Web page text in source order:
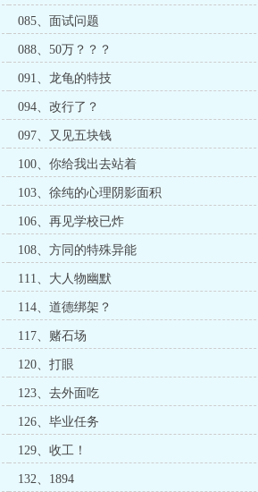
085、面试问题
088、50万？？？
091、龙龟的特技
094、改行了？
097、又见五块钱
100、你给我出去站着
103、徐纯的心理阴影面积
106、再见学校已炸
108、方同的特殊异能
111、大人物幽默
114、道德绑架？
117、赌石场
120、打眼
123、去外面吃
126、毕业任务
129、收工！
132、1894